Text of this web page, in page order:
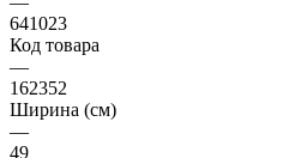
641023
Код товара
—
162352
Ширина (см)
—
49